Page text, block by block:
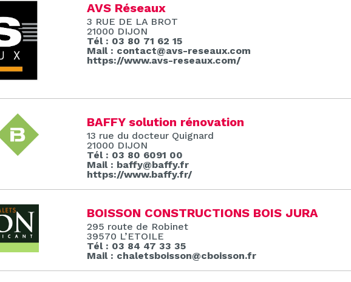
AVS Réseaux
3 RUE DE LA BROT
21000 DIJON
Tél : 03 80 71 62 15
Mail : contact@avs-reseaux.com
https://www.avs-reseaux.com/
BAFFY solution rénovation
13 rue du docteur Quignard
21000 DIJON
Tél : 03 80 6091 00
Mail : baffy@baffy.fr
https://www.baffy.fr/
BOISSON CONSTRUCTIONS BOIS JURA
295 route de Robinet
39570 L’ETOILE
Tél : 03 84 47 33 35
Mail : chaletsboisson@cboisson.fr